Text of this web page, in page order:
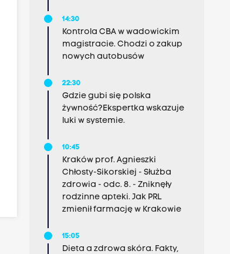
14:30
Kontrola CBA w wadowickim
magistracie. Chodzi o zakup
nowych autobusów
22:30
Gdzie gubi się polska
żywność?Ekspertka wskazuje
luki w systemie.
10:45
Kraków prof. Agnieszki
Chłosty-Sikorskiej - Służba
zdrowia - odc. 8. - Zniknęły
rodzinne apteki. Jak PRL
zmienił farmację w Krakowie
15:05
Dieta a zdrowa skóra. Fakty,